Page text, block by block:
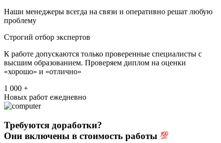
Наши менеджеры всегда на связи и оперативно решат любую
проблему
Строгий отбор экспертов
К работе допускаются только проверенные специалисты с
высшим образованием. Проверяем диплом на оценки
«хорошо» и «отлично»
1 000 +
Новых работ ежедневно
Требуются доработки?
Они включены в стоимость работы